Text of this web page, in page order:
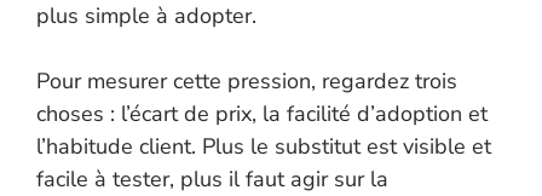
plus simple à adopter.
Pour mesurer cette pression, regardez trois
choses : l’écart de prix, la facilité d’adoption et
l’habitude client. Plus le substitut est visible et
facile à tester, plus il faut agir sur la